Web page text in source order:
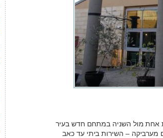
אחת מול השניה במתחם חדש בעיר
מערביקה – השירות ביתי עד כאב